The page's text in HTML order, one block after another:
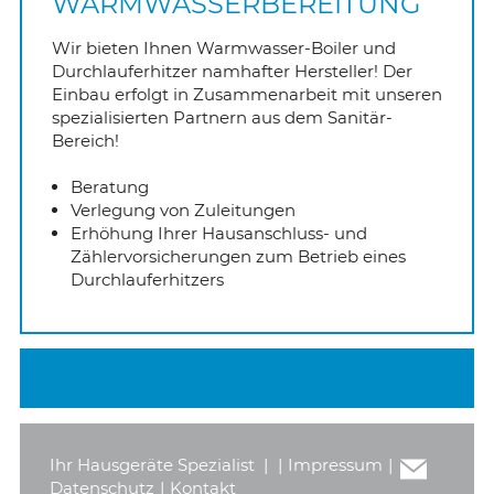
INTERNET/NETZWERK
SPRECHANLAGEN
BAUSTELLENVERTEILER
BRANDSCHUTZ/FUNKTIONSERHALT
NOTBELEUCHTUNG
GERÄTEPRÜFUNGEN
RWA-PRÜFUNGEN
NETZWERKTECHNIK/GLASFASER
BAUSTELLENVERTEILER
Siemens
Siemens
Wir bieten Ihnen Warmwasser-Boiler und
Durchlauferhitzer namhafter Hersteller! Der
Einbau erfolgt in Zusammenarbeit mit unseren
spezialisierten Partnern aus dem Sanitär-
Bereich!
Beratung
Verlegung von Zuleitungen
Erhöhung Ihrer Hausanschluss- und
Zählervorsicherungen zum Betrieb eines
Durchlauferhitzers
Ihr Hausgeräte Spezialist | | Impressum |
Datenschutz | Kontakt